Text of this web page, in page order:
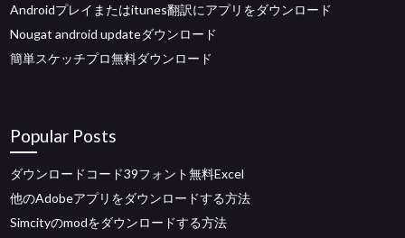
Androidプレイまたはitun​​es翻訳にアプリをダウンロード
Nougat android updateダウンロード
簡単スケッチプロ無料ダウンロード
Popular Posts
ダウンロードコード39フォント無料Excel
他のAdobeアプリをダウンロードする方法
Simcityのmodをダウンロードする方法